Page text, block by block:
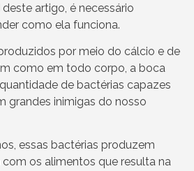
artigo, é necessário
como ela funciona.
por meio do cálcio e de
como em todo corpo, a boca
de bactérias capazes
grandes inimigas do nosso
essas bactérias produzem
os alimentos que resulta na